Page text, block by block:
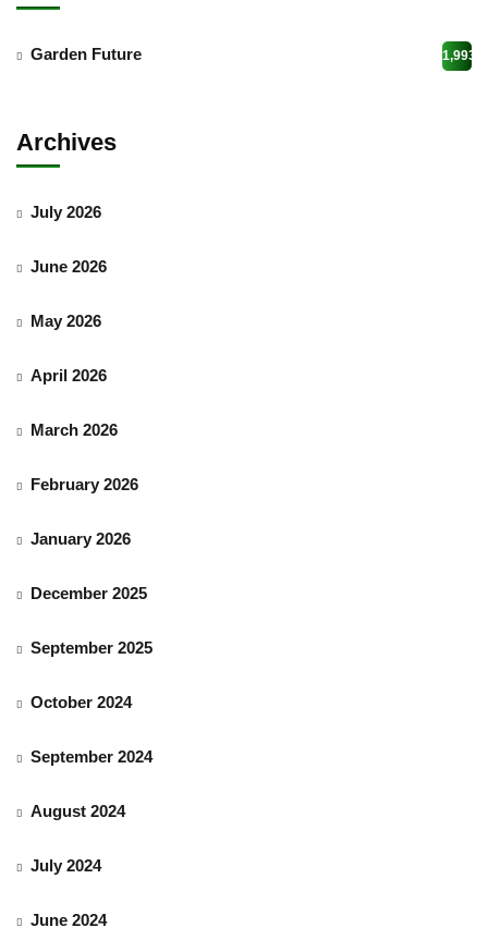
Garden Future 1,993
Archives
July 2026
June 2026
May 2026
April 2026
March 2026
February 2026
January 2026
December 2025
September 2025
October 2024
September 2024
August 2024
July 2024
June 2024